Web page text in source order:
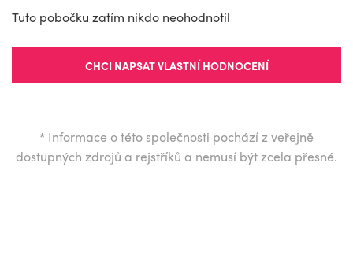
Tuto pobočku zatím nikdo neohodnotil
CHCI NAPSAT VLASTNÍ HODNOCENÍ
* Informace o této společnosti pochází z veřejně
dostupných zdrojů a rejstříků a nemusí být zcela přesné.